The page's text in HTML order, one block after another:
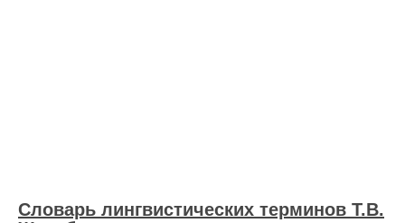
Словарь лингвистических терминов Т.В.